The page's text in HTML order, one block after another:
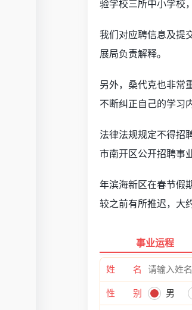
验学校三所中小学校
我们对应聘信息及提
展局负责解释。
另外，桑代克也非常
不断纠正自己的学习
法律法规规定不得招
市南开区公开招聘事
年滨海新区在春节假
较之前有所推迟，大
事业运程
姓 名
性 别 男